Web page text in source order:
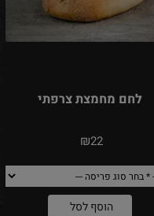
לחם מחמצת צרפתי
₪22
הוסף לסל